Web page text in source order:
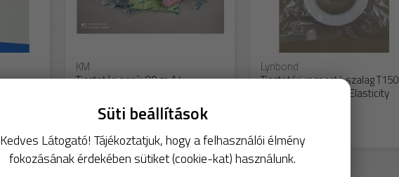
3 960,-
KM
Tisztatéri papír, 80 gr, A4,
5 526,-
Lynbond
Tisztatéri ragasztó szalag T150
25 mm× 30 m (High Elasticity
Süti beállítások
Kedves Látogató! Tájékoztatjuk, hogy a felhasználói élmény
fokozásának érdekében sütiket (cookie-kat) használunk.